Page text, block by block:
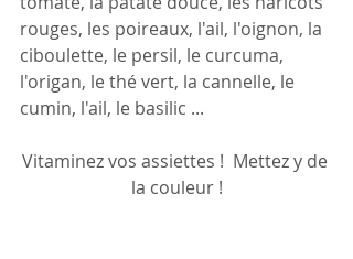
rouges, les poireaux, l'ail, l'oignon, la
ciboulette, le persil, le curcuma,
l'origan, le thé vert, la cannelle, le
cumin, l'ail, le basilic ...
Vitaminez vos assiettes !  Mettez y de
la couleur !